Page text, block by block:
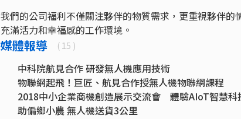
我們的公司福利不僅關注夥伴的物質需求，更重視夥伴
充滿活力和幸福感的工作環境。
媒體報導 ( 15 )
中科院航見合作 研發無人機應用技術
物聯網起飛！巨匠、航見合作授無人機物聯網課程
2018中小企業商機創造展示交流會 體驗AIoT智慧科
助偏鄉小農 無人機送貨3公里